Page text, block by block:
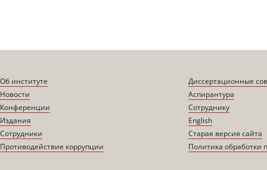
Об институте
Новости
Конференции
Издания
Сотрудники
Противодействие коррупции
Диссертационные
Аспирантура
Сотруднику
English
Старая версия сайта
Политика обработки